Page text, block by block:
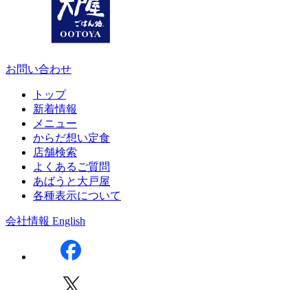
お問い合わせ
トップ
新着情報
メニュー
からだ想い定食
店舗検索
よくあるご質問
あばうと大戸屋
各種表示について
会社情報 English